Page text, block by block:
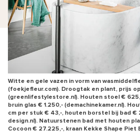
Witte en gele vazen in vorm van
(foekjefleur.com). Droogtak en plant, prijs
(greenlifestylestore.nl). Houten stoel €
bruin glas € 1.250,- (demachinekamer.nl).
cm per stuk € 43,-, houten borstel bij bad €
design.nl). Natuurstenen bad met houten
Cocoon € 27.225,-, kraan Kekke Shape Piet